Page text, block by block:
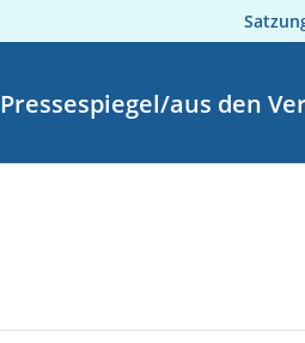
Pressespiegel/aus den